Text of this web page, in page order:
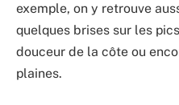
exemple, on y retrouve
quelques brises sur les
douceur de la côte ou
plaines.